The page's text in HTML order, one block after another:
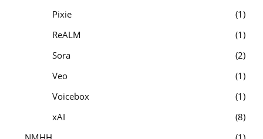
Pixie
1
ReALM
1
Sora
2
Veo
1
Voicebox
1
xAI
8